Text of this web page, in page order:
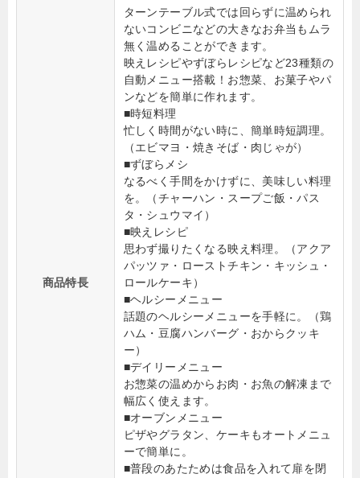
商品特長
ターンテーブル式では回らずに温められ
ないコンビニなどの大きなお弁当もムラ
無く温めることができます。
映えレシピやずぼらレシピなど23種類の
自動メニュー搭載！お惣菜、お菓子やパ
ンなどを簡単に作れます。
■時短料理
忙しく時間がない時に、簡単時短調理。
（エビマヨ・焼きそば・肉じゃが）
■ずぼらメシ
なるべく手間をかけずに、美味しい料理
を。（チャーハン・スープご飯・パス
タ・シュウマイ）
■映えレシピ
思わず撮りたくなる映え料理。（アクア
パッツァ・ローストチキン・キッシュ・
ロールケーキ）
■ヘルシーメニュー
話題のヘルシーメニューを手軽に。（鶏
ハム・豆腐ハンバーグ・おからクッキ
ー）
■デイリーメニュー
お惣菜の温めからお肉・お魚の解凍まで
幅広く使えます。
■オーブンメニュー
ピザやグラタン、ケーキもオートメニュ
ーで簡単に。
■普段のあたためは食品を入れて扉を閉